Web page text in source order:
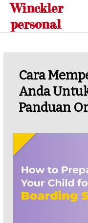
Skip
content
Winckler
personal
Cara
Anda
Panduan